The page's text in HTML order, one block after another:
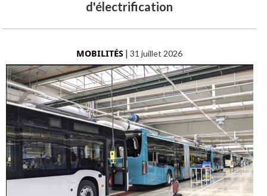
d'électrification
MOBILITÉS |31 juillet 2026